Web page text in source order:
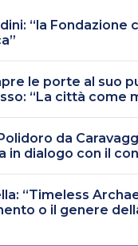
“la Fondazione
le porte al suo
“La città come
da
in dialogo con il
“Timeless
o il genere